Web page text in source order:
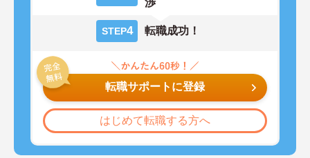
渉
STEP4 転職成功！
転職サポートに登録
はじめて転職する方へ